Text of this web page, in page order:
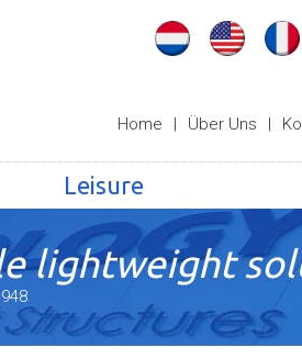
Home | Über Uns |
Leisure
lightweight